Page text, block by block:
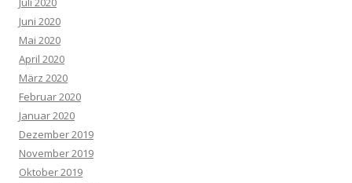
Juni 2020
Mai 2020
April 2020
März 2020
Februar 2020
Januar 2020
Dezember 2019
November 2019
Oktober 2019